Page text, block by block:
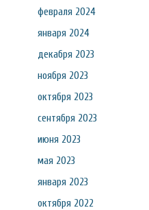
февраля 2024
января 2024
декабря 2023
ноября 2023
октября 2023
сентября 2023
июня 2023
мая 2023
января 2023
октября 2022